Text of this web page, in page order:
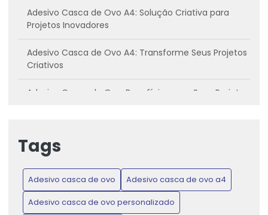
Adesivo Casca de Ovo A4: Solução Criativa para
Projetos Inovadores
Adesivo Casca de Ovo A4: Transforme Seus Projetos
Criativos
Adesivo Casca de Ovo: Benefícios para Seus Projetos
como utilizar
Adesivo Casca de Ovo: Inovação para Projetos
Criativos e Práticos
Adesivo Casca de Ovo: Proteja Produtos e Ganhe
Tags
Adesivo casca de ovo
Adesivo casca de ovo a4
Adesivo casca de ovo personalizado